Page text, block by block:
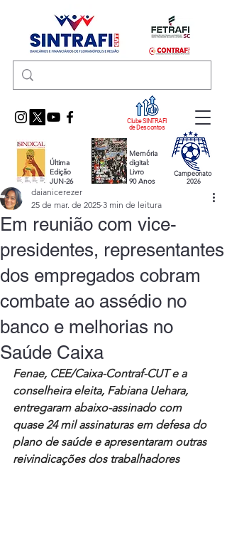
Clube SINTRAFI
de Descontos
Última
Edição
JUN-26
Memória
digital:
Livro
90 Anos
Campeonato
2026
Em reunião com vice-
presidentes, representantes
dos empregados cobram
combate ao assédio no
banco e melhorias no
Saúde Caixa
daianicerezer
25 de mar. de 2025 3 min de leitura
Fenae, CEE/Caixa-Contraf-CUT e a
conselheira eleita, Fabiana Uehara,
entregaram abaixo-assinado com
quase 24 mil assinaturas em defesa do
plano de saúde e apresentaram outras
reivindicações dos trabalhadores